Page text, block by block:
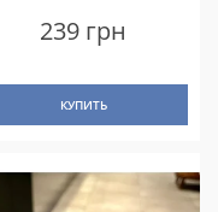
239 грн
КУПИТЬ